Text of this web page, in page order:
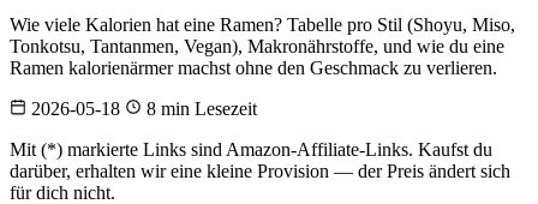
Wie viele Kalorien hat eine Ramen? Tabelle pro Stil (Shoyu, Miso,
Tonkotsu, Tantanmen, Vegan), Makronährstoffe, und wie du eine
Ramen kalorienärmer machst ohne den Geschmack zu verlieren.
2026-05-18
8 min Lesezeit
Mit (*) markierte Links sind Amazon-Affiliate-Links. Kaufst du
darüber, erhalten wir eine kleine Provision — der Preis ändert sich
für dich nicht.